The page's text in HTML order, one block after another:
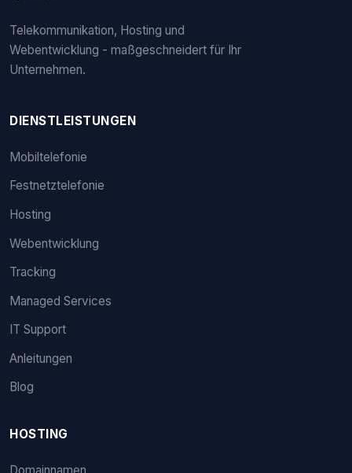
Telekommunikation, Hosting und
Webentwicklung - maßgeschneidert für Ihr
Unternehmen.
DIENSTLEISTUNGEN
Mobiltelefonie
Festnetztelefonie
Hosting
Webentwicklung
Tracking
Managed Services
IT Support
Anleitungen
Blog
HOSTING